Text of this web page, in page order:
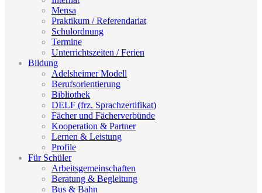
Mensa
Praktikum / Referendariat
Schulordnung
Termine
Unterrichtszeiten / Ferien
Bildung
Adelsheimer Modell
Berufsorientierung
Bibliothek
DELF (frz. Sprachzertifikat)
Fächer und Fächerverbünde
Kooperation & Partner
Lernen & Leistung
Profile
Für Schüler
Arbeitsgemeinschaften
Beratung & Begleitung
Bus & Bahn